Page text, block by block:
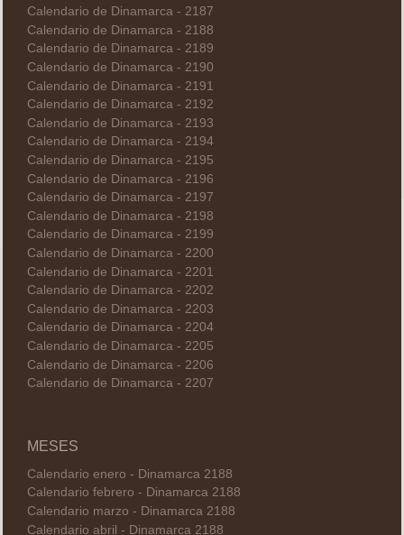
Calendario de Dinamarca - 2187
Calendario de Dinamarca - 2188
Calendario de Dinamarca - 2189
Calendario de Dinamarca - 2190
Calendario de Dinamarca - 2191
Calendario de Dinamarca - 2192
Calendario de Dinamarca - 2193
Calendario de Dinamarca - 2194
Calendario de Dinamarca - 2195
Calendario de Dinamarca - 2196
Calendario de Dinamarca - 2197
Calendario de Dinamarca - 2198
Calendario de Dinamarca - 2199
Calendario de Dinamarca - 2200
Calendario de Dinamarca - 2201
Calendario de Dinamarca - 2202
Calendario de Dinamarca - 2203
Calendario de Dinamarca - 2204
Calendario de Dinamarca - 2205
Calendario de Dinamarca - 2206
Calendario de Dinamarca - 2207
MESES
Calendario enero - Dinamarca 2188
Calendario febrero - Dinamarca 2188
Calendario marzo - Dinamarca 2188
Calendario abril - Dinamarca 2188